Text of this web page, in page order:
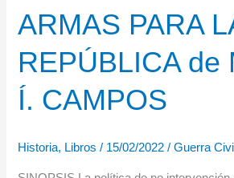
Rees.
dictadores
y
guerra
ARMAS PARA
REPÚBLICA de
Í. CAMPOS
Historia, Libros / 15/02/2022/Guerra Civil